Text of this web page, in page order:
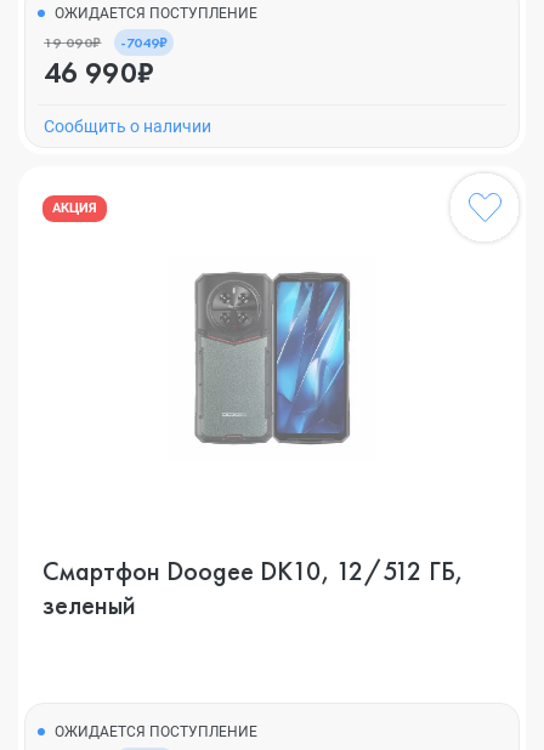
ОЖИДАЕТСЯ ПОСТУПЛЕНИЕ
19 090₽ -7049₽
46 990₽
Cообщить о наличии
АКЦИЯ
Смартфон Doogee DK10, 12/512 ГБ,
зеленый
ОЖИДАЕТСЯ ПОСТУПЛЕНИЕ